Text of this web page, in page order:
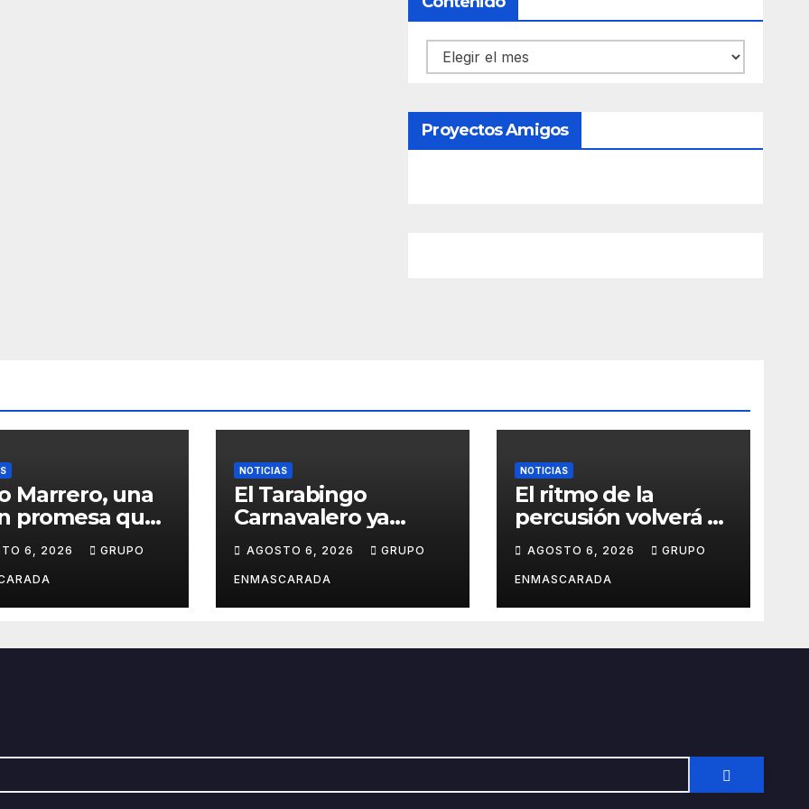
Contenido
Proyectos Amigos
Marrero, una
promesa que
entre la
y la pasión
Carnaval
6, 2026 GRUPO
NOTICIAS
El Tarabingo
Carnavalero ya
calienta motores
con una nueva
edición cargada de
sorpresas
AGOSTO 6, 2026 GRUPO
ENMASCARADA
NOTICIAS
El ritmo de la
percusión volverá a
sonar en San Roque
con un taller abierto
a todos los públicos
AGOSTO 6, 2026 GRUPO
ENMASCARADA